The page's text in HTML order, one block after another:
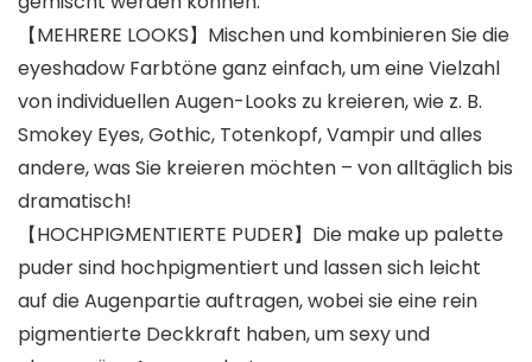
【MEHRERE LOOKS】Mischen und kombinieren Sie die
eyeshadow Farbtöne ganz einfach, um eine Vielzahl
von individuellen Augen-Looks zu kreieren, wie z. B.
Smokey Eyes, Gothic, Totenkopf, Vampir und alles
andere, was Sie kreieren möchten – von alltäglich bis
dramatisch!
【HOCHPIGMENTIERTE PUDER】Die make up palette
puder sind hochpigmentiert und lassen sich leicht
auf die Augenpartie auftragen, wobei sie eine rein
pigmentierte Deckkraft haben, um sexy und